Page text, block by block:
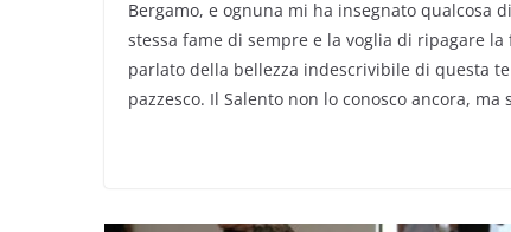
Bergamo, e ognuna mi ha insegnato qualcosa
stessa fame di sempre e la voglia di ripagare
parlato della bellezza indescrivibile di questa
pazzesco. Il Salento non lo conosco ancora,